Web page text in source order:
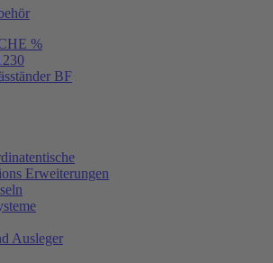
%
BF
Erweiterungen
Ausleger